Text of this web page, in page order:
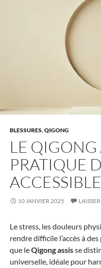
BLESSURES,QIGONG
LE QIGONG
PRATIQUE
10 JANVIER 2025
Le stress, les douleurs
rendre difficile l’accès à
que leQigong assisse
universelle, idéale pour